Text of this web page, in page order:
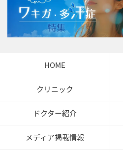
HOME
クリニック
ドクター紹介
メディア掲載情報